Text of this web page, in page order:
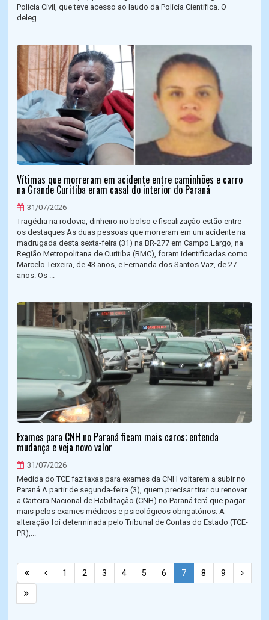
Polícia Civil, que teve acesso ao laudo da Polícia Científica. O
deleg...
Vítimas que morreram em acidente entre caminhões e carro
na Grande Curitiba eram casal do interior do Paraná
31/07/2026
Tragédia na rodovia, dinheiro no bolso e fiscalização estão entre
os destaques As duas pessoas que morreram em um acidente na
madrugada desta sexta-feira (31) na BR-277 em Campo Largo, na
Região Metropolitana de Curitiba (RMC), foram identificadas como
Marcelo Teixeira, de 43 anos, e Fernanda dos Santos Vaz, de 27
anos. Os ...
Exames para CNH no Paraná ficam mais caros; entenda
mudança e veja novo valor
31/07/2026
Medida do TCE faz taxas para exames da CNH voltarem a subir no
Paraná A partir de segunda-feira (3), quem precisar tirar ou renovar
a Carteira Nacional de Habilitação (CNH) no Paraná terá que pagar
mais pelos exames médicos e psicológicos obrigatórios. A
alteração foi determinada pelo Tribunal de Contas do Estado (TCE-
PR),...
1 2 3 4 5 6 7 8 9